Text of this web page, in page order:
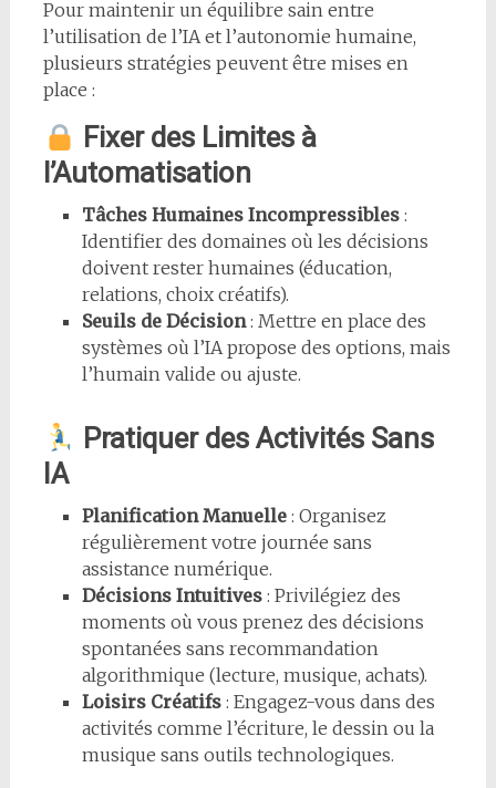
Pour maintenir un équilibre sain entre
l’utilisation de l’IA et l’autonomie humaine,
plusieurs stratégies peuvent être mises en
place :
Fixer des Limites à
l’Automatisation
Tâches Humaines Incompressibles:
Identifier des domaines où les décisions
doivent rester humaines (éducation,
relations, choix créatifs).
Seuils de Décision: Mettre en place des
systèmes où l’IA propose des options, mais
l’humain valide ou ajuste.
Pratiquer des Activités Sans
IA
Planification Manuelle: Organisez
régulièrement votre journée sans
assistance numérique.
Décisions Intuitives: Privilégiez des
moments où vous prenez des décisions
spontanées sans recommandation
algorithmique (lecture, musique, achats).
Loisirs Créatifs: Engagez-vous dans des
activités comme l’écriture, le dessin ou la
musique sans outils technologiques.